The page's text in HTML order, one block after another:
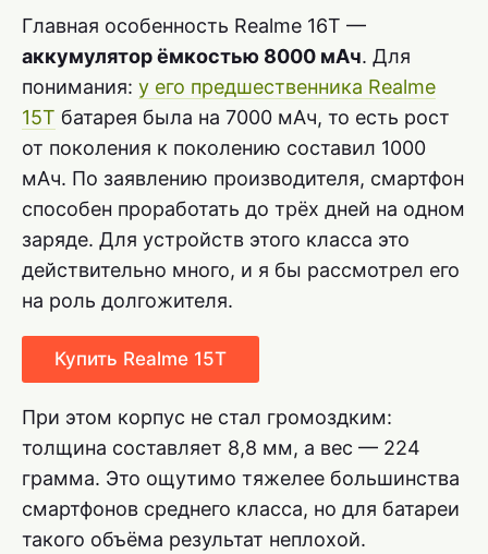
Главная особенность Realme 16T —
аккумулятор ёмкостью 8000 мАч. Для
понимания: у его предшественника Realme
15T батарея была на 7000 мАч, то есть рост
от поколения к поколению составил 1000
мАч. По заявлению производителя, смартфон
способен проработать до трёх дней на одном
заряде. Для устройств этого класса это
действительно много, и я бы рассмотрел его
на роль долгожителя.
Купить Realme 15T
При этом корпус не стал громоздким:
толщина составляет 8,8 мм, а вес — 224
грамма. Это ощутимо тяжелее большинства
смартфонов среднего класса, но для батареи
такого объёма результат неплохой.